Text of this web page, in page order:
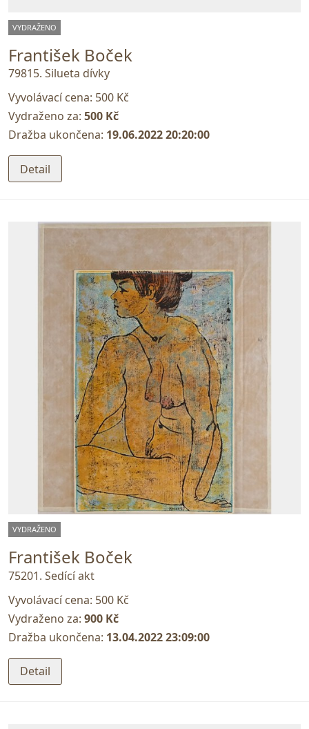
VYDRAŽENO
František Boček
79815. Silueta dívky
Vyvolávací cena: 500 Kč
Vydraženo za: 500 Kč
Dražba ukončena: 19.06.2022 20:20:00
Detail
VYDRAŽENO
František Boček
75201. Sedící akt
Vyvolávací cena: 500 Kč
Vydraženo za: 900 Kč
Dražba ukončena: 13.04.2022 23:09:00
Detail